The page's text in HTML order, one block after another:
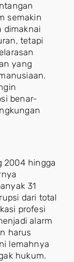
semakin
dimaknai
tetapi
yang
benar-
2004 hingga
31
dari total
profesi
alarm
harus
lemahnya
hukum.